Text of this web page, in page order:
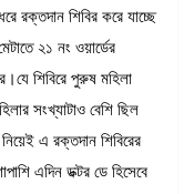
রক্তদান শিবির করে যাচ্ছে
২১ নং ওয়ার্ডের
শিবিরে পুরুষ মহিলা
সংখ্যাটাও বেশি ছিল
এ রক্তদান শিবিরের
এদিন ডক্টর ডে হিসেবে